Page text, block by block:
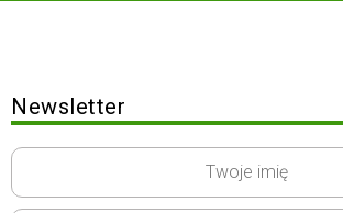
Newsletter